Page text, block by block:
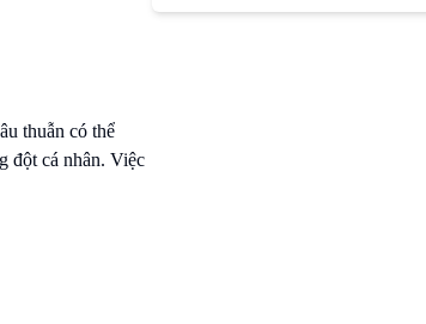
thuẫn có thể
đột cá nhân. Việc